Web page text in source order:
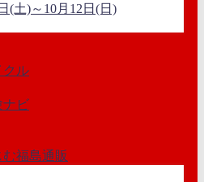
(土)～10月12日(日)